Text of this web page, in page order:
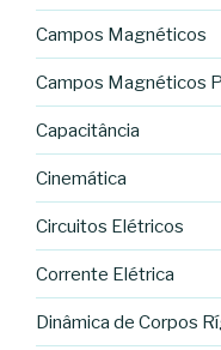
Campos Magnéticos
Campos Magnéticos
Capacitância
Cinemática
Circuitos Elétricos
Corrente Elétrica
Dinâmica de Corpos